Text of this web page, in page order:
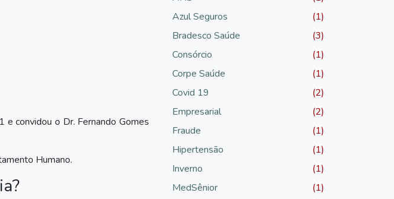
convidou o Dr. Fernando Gomes
Humano.
Azul Seguros
(1)
Bradesco Saúde
(3)
Consórcio
(1)
Corpe Saúde
(1)
Covid 19
(2)
Empresarial
(2)
Fraude
(1)
Hipertensão
(1)
Inverno
(1)
MedSênior
(1)